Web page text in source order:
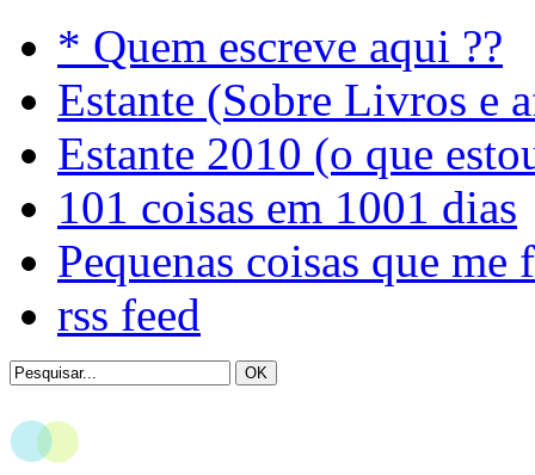
* Quem escreve aqui ??
Estante (Sobre Livros e
Estante 2010 (o que
101 coisas em 1001 dias
Pequenas coisas que me
rss feed